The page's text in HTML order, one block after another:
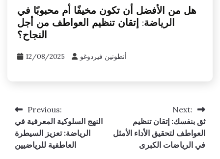
هل من الأفضل أن تكون مخيفًا أم محبوبًا في
الرياضة: إتقان تنظيم العواطف من أجل
النجاح؟
12/08/2025 أنطونين فيردوغو
Post
navigation
Previous:
النهج السلوكية المعرفية في
الرياضة: تعزيز السيطرة
العاطفية للرياضيين
Next:
ثق بنفسك: إتقان تنظيم
العواطف لتحقيق الأداء الأمثل
في الرياضات الكبرى